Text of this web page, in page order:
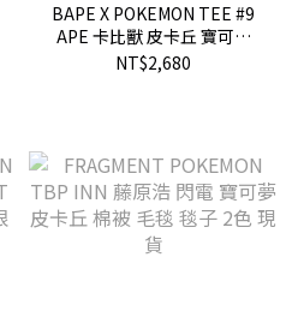
BAPE X POKEMON TEE #9
APE 卡比獸 皮卡丘 寶可夢
小孩 KID 聯名 現貨
NT$2,680